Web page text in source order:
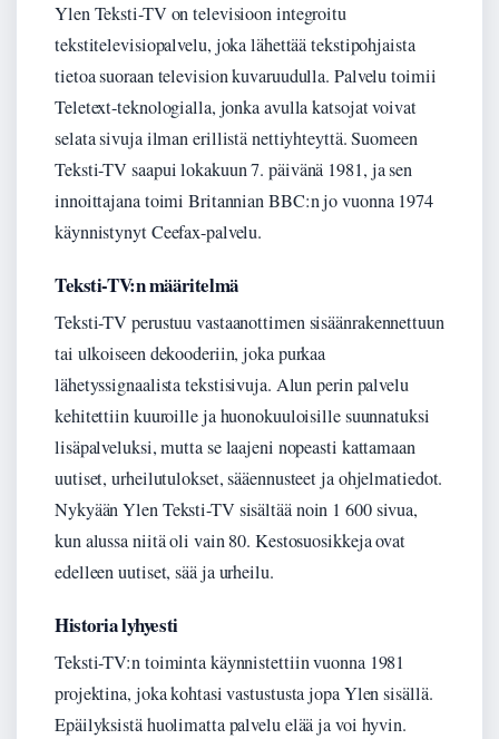
Ylen Teksti-TV on televisioon integroitu
tekstitelevisiopalvelu, joka lähettää tekstipohjaista
tietoa suoraan television kuvaruudulla. Palvelu toimii
Teletext-teknologialla, jonka avulla katsojat voivat
selata sivuja ilman erillistä nettiyhteyttä. Suomeen
Teksti-TV saapui lokakuun 7. päivänä 1981, ja sen
innoittajana toimi Britannian BBC:n jo vuonna 1974
käynnistynyt Ceefax-palvelu.
Teksti-TV:n määritelmä
Teksti-TV perustuu vastaanottimen sisäänrakennettuun
tai ulkoiseen dekooderiin, joka purkaa
lähetyssignaalista tekstisivuja. Alun perin palvelu
kehitettiin kuuroille ja huonokuuloisille suunnatuksi
lisäpalveluksi, mutta se laajeni nopeasti kattamaan
uutiset, urheilutulokset, sääennusteet ja ohjelmatiedot.
Nykyään Ylen Teksti-TV sisältää noin 1 600 sivua,
kun alussa niitä oli vain 80. Kestosuosikkeja ovat
edelleen uutiset, sää ja urheilu.
Historia lyhyesti
Teksti-TV:n toiminta käynnistettiin vuonna 1981
projektina, joka kohtasi vastustusta jopa Ylen sisällä.
Epäilyksistä huolimatta palvelu elää ja voi hyvin.